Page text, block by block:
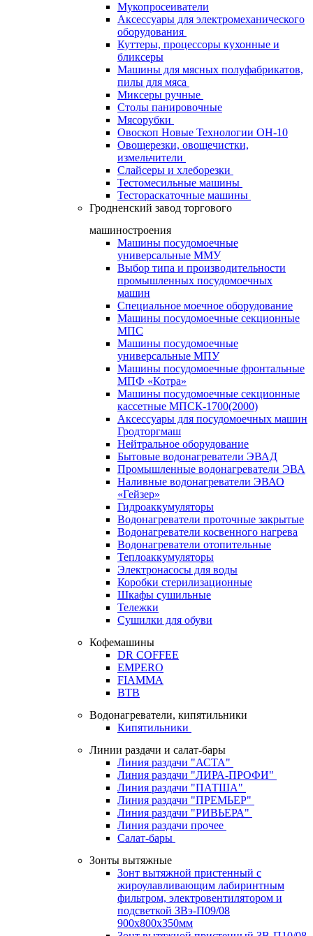
Мукопросеиватели
Аксессуары для электромеханического
оборудования
Куттеры, процессоры кухонные и
бликсеры
Машины для мясных полуфабрикатов,
пилы для мяса
Миксеры ручные
Столы панировочные
Мясорубки
Овоскоп Новые Технологии ОН-10
Овощерезки, овощечистки,
измельчители
Слайсеры и хлеборезки
Тестомесильные машины
Тестораскаточные машины
Гродненский завод торгового
машиностроения
Машины посудомоечные
универсальные ММУ
Выбор типа и производительности
промышленных посудомоечных
машин
Специальное моечное оборудование
Машины посудомоечные секционные
МПС
Машины посудомоечные
универсальные МПУ
Машины посудомоечные фронтальные
МПФ «Котра»
Машины посудомоечные секционные
кассетные МПСК-1700(2000)
Аксессуары для посудомоечных машин
Гродторгмаш
Нейтральное оборудование
Бытовые водонагреватели ЭВАД
Промышленные водонагреватели ЭВА
Наливные водонагреватели ЭВАО
«Гейзер»
Гидроаккумуляторы
Водонагреватели проточные закрытые
Водонагреватели косвенного нагрева
Водонагреватели отопительные
Теплоаккумуляторы
Электронасосы для воды
Коробки стерилизационные
Шкафы сушильные
Тележки
Сушилки для обуви
Кофемашины
DR COFFEE
EMPERO
FIAMMA
BTB
Водонагреватели, кипятильники
Кипятильники
Линии раздачи и салат-бары
Линия раздачи "АСТА"
Линия раздачи "ЛИРА-ПРОФИ"
Линия раздачи "ПАТША"
Линия раздачи "ПРЕМЬЕР"
Линия раздачи "РИВЬЕРА"
Линия раздачи прочее
Салат-бары
Зонты вытяжные
Зонт вытяжной пристенный с
жироулавливающим лабиринтным
фильтром, электровентилятором и
подсветкой ЗВэ-П09/08
900х800х350мм